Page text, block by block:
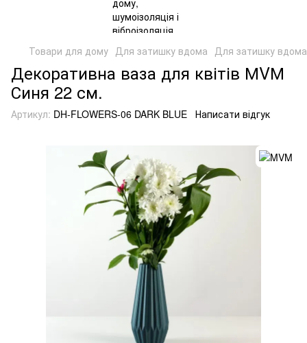
Товари для дому Для затишку вдома Для затишку
Декоративна ваза для квітів МVМ
Синя 22 см.
Артикул: DH-FLOWERS-06 DARK BLUE Написати відгук